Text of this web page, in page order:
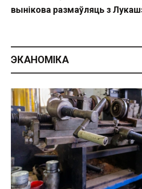
вынікова размаўляць з
ЭКАНОМІКА